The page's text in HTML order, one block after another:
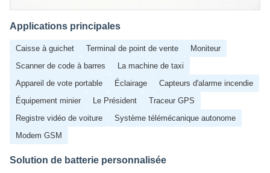
Applications principales
Caisse à guichet Terminal de point de vente
Moniteur
Scanner de code à barres
La machine de taxi
Appareil de vote portable
Éclairage
Capteurs d'alarme incendie
Équipement minier
Le Président
Traceur GPS
Registre vidéo de voiture
Système télémécanique autonome
Modem GSM
Solution de batterie personnalisée